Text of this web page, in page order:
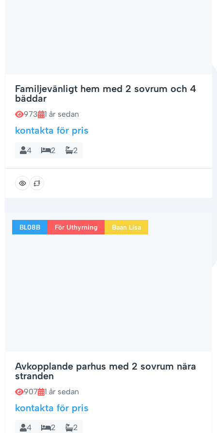
Familjevänligt hem med 2 sovrum och 4
bäddar
973 1 år sedan
kontakta för pris
4 2 2
BL08B För Uthyrning Baan Lisa
Avkopplande parhus med 2 sovrum nära
stranden
907 1 år sedan
kontakta för pris
4 2 2